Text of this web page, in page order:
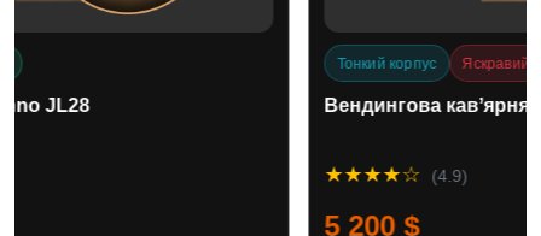
Вендингова кавʼярня Jetinno JL28